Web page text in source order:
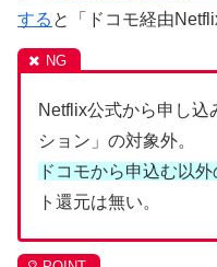
する と「ドコモ経由
Netflix公式から申し込
ション」の対象外。
ドコモから申込む以
ト還元は無い。